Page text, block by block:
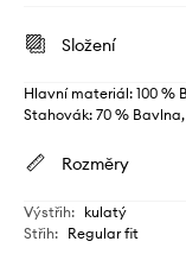
Složení
Hlavní materiál: 100 %
Stahovák: 70 %
Rozměry
Výstřih: kulatý
Střih: Regular fit